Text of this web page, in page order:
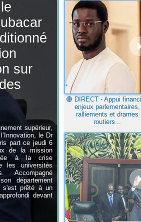
sur
supérieur,
le Dr
part ce jeudi 6
de la mission
à la crise
les universités
Accompagné
département
s'est prêté à un
devant
🔴​ DIRECT - Appui
enjeux parlementaires,
ralliements et drames
routiers...